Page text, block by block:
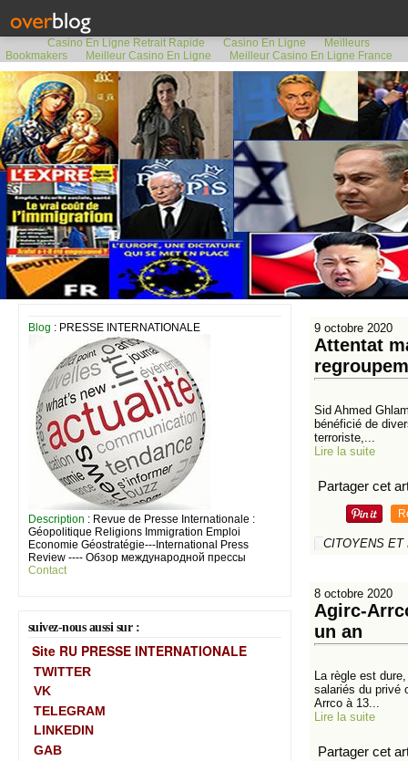
Casino En Ligne Retrait Rapide Casino En Ligne
Meilleurs
Bookmakers
Meilleur Casino En Ligne Meilleur Casino En Ligne France
Blog : PRESSE INTERNATIONALE
Description : Revue de Presse Internationale :
Géopolitique Religions Immigration Emploi
Economie Géostratégie---International Press
Review ---- Обзор международной прессы
Contact
suivez-nous aussi sur :
Site RU PRESSE INTERNATIONALE
TWITTER
VK
TELEGRAM
LINKEDIN
GAB
9 octobre 2020
Attentat
Sid Ahmed
bénéficié de
terroriste,...
Lire la suite
Partager cet
CITOYENS ET
8 octobre 2020
Agirc-
un an
La règle est
salariés du privé
Arrco à 13...
Lire la suite
Partager cet